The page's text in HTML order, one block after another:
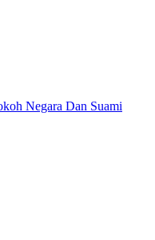
Negara Dan Suami